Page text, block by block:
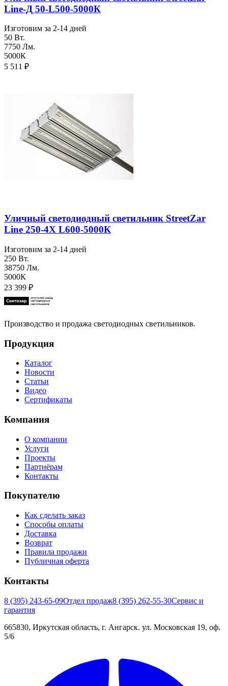
Line-Д 50-L500-5000К
Изготовим за 2-14 дней
50 Вт.
7750 Лм.
5000К
5 511 ₽
Уличный светодиодный светильник StreetZar
Line 250-4Х L600-5000К
Изготовим за 2-14 дней
250 Вт.
38750 Лм.
5000К
23 399 ₽
Производство и продажа светодиодных светильников.
Продукция
Каталог
Новости
Статьи
Видео
Сертификаты
Компания
О компании
Услуги
Проекты
Партнёрам
Контакты
Покупателю
Как сделать заказ
Способы оплаты
Доставка
Возврат
Правила продажи
Публичная оферта
Контакты
8 (395) 243-65-09Отдел продаж8 (395) 262-55-30Сервис и
гарантия
665830, Иркутская область, г. Ангарск. ул. Московская 19, оф.
5/6